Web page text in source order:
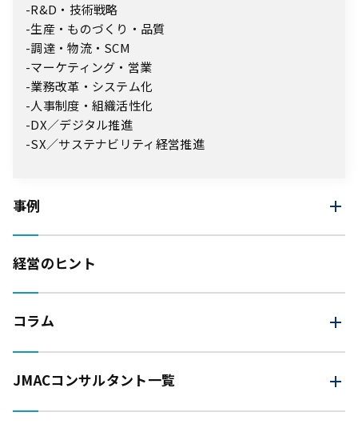
R&D・技術戦略
生産・ものづくり・品質
調達・物流・SCM
マーケティング・営業
業務改革・システム化
人事制度・組織活性化
DX／デジタル推進
SX／サステナビリティ経営推進
事例
経営のヒント
コラム
JMACコンサルタント一覧